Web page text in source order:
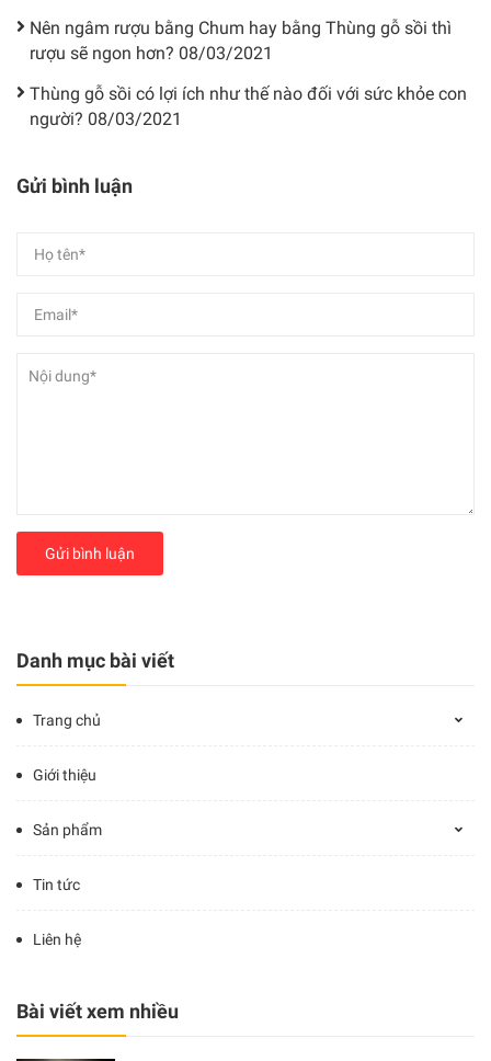
Danh mục bài viết
Trang chủ
Giới thiệu
Sản phẩm
Tin tức
Liên hệ
Bài viết xem nhiều
Nên ngâm rượu bằng Chum hay bằng Thùng gỗ sồi thì
rượu sẽ ngon hơn? 08/03/2021
Thùng gỗ sồi có lợi ích như thế nào đối với sức khỏe con
người? 08/03/2021
Gửi bình luận
Gửi bình luận